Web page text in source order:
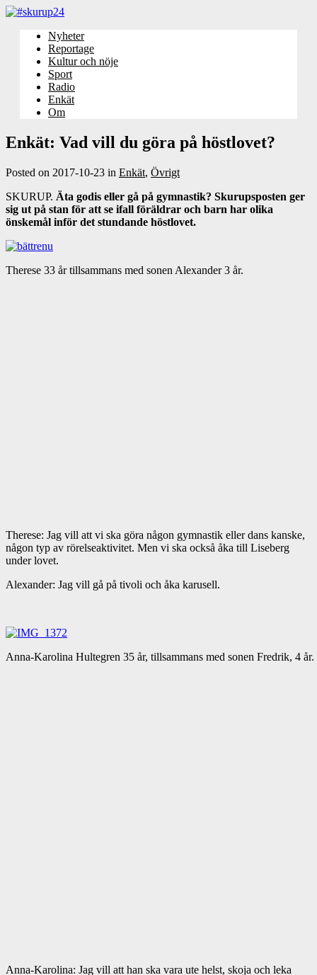
Nyheter
Reportage
Kultur och nöje
Sport
Radio
Enkät
Om
Enkät: Vad vill du göra på höstlovet?
Posted on 2017-10-23 in Enkät, Övrigt
SKURUP. Äta godis eller gå på gymnastik? Skurupsposten ger
sig ut på stan för att se ifall föräldrar och barn har olika
önskemål inför det stundande höstlovet.
Therese 33 år tillsammans med sonen Alexander 3 år.
Therese: Jag vill att vi ska göra någon gymnastik eller dans kanske,
någon typ av rörelseaktivitet. Men vi ska också åka till Liseberg
under lovet.
Alexander: Jag vill gå på tivoli och åka karusell.
Anna-Karolina Hultegren 35 år, tillsammans med sonen Fredrik, 4 år.
Anna-Karolina: Jag vill att han ska vara ute helst, skoja och leka